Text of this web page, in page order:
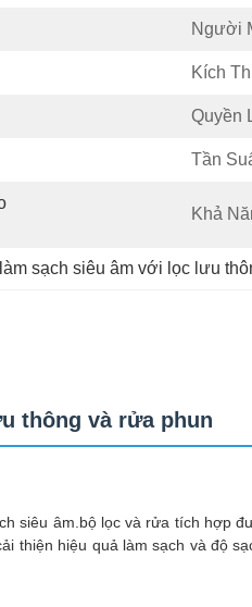
Người
Kích
Quyền
Tần
Khả
sạch siêu âm với lọc lưu
thông và rửa phun
siêu âm.bộ lọc và rửa tích hợp
thiện hiệu quả làm sạch và độ